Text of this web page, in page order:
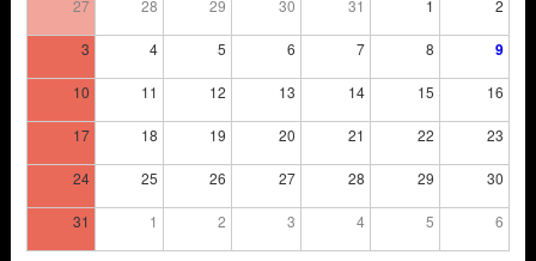
27 28 29 30 31 1 2
3 4 5 6 7 8 9
10 11 12 13 14 15 16
17 18 19 20 21 22 23
24 25 26 27 28 29 30
31 1 2 3 4 5 6